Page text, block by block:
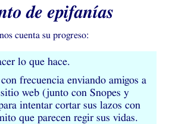
de epifanías
cuenta su progreso:
lo que hace.
frecuencia enviando amigos a
web (junto con Snopes y
intentar cortar sus lazos con
que parecen regir sus vidas.